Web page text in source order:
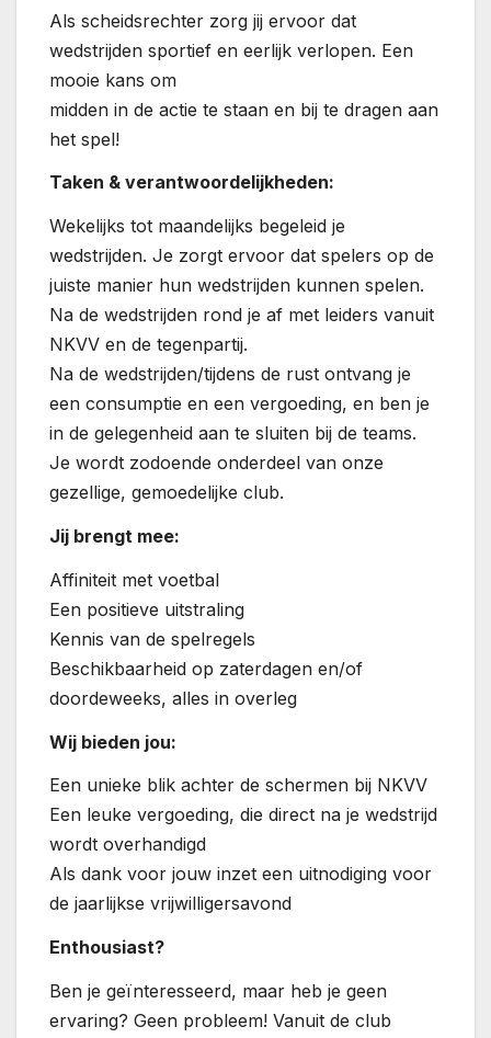
Als scheidsrechter zorg jij ervoor dat
wedstrijden sportief en eerlijk verlopen. Een
mooie kans om
midden in de actie te staan en bij te dragen aan
het spel!
Taken & verantwoordelijkheden:
Wekelijks tot maandelijks begeleid je
wedstrijden. Je zorgt ervoor dat spelers op de
juiste manier hun wedstrijden kunnen spelen.
Na de wedstrijden rond je af met leiders vanuit
NKVV en de tegenpartij.
Na de wedstrijden/tijdens de rust ontvang je
een consumptie en een vergoeding, en ben je
in de gelegenheid aan te sluiten bij de teams.
Je wordt zodoende onderdeel van onze
gezellige, gemoedelijke club.
Jij brengt mee:
Affiniteit met voetbal
Een positieve uitstraling
Kennis van de spelregels
Beschikbaarheid op zaterdagen en/of
doordeweeks, alles in overleg
Wij bieden jou:
Een unieke blik achter de schermen bij NKVV
Een leuke vergoeding, die direct na je wedstrijd
wordt overhandigd
Als dank voor jouw inzet een uitnodiging voor
de jaarlijkse vrijwilligersavond
Enthousiast?
Ben je geïnteresseerd, maar heb je geen
ervaring? Geen probleem! Vanuit de club